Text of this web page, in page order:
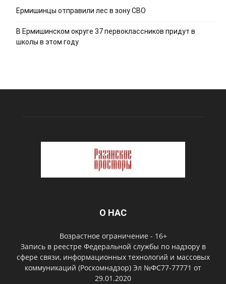
Ермишинцы отправили лес в зону СВО
В Ермишинском округе 37 первоклассников придут в
школы в этом году
О НАС
Возрастное ограничение - 16+
Запись в реестре Федеральной службы по надзору в
сфере связи, информационных технологий и массовых
коммуникаций (Роскомнадзор) Эл №ФС77-77771 от
29.01.2020